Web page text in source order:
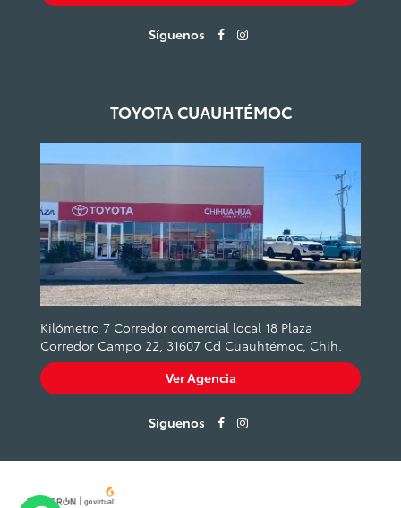
Síguenos
TOYOTA CUAUHTÉMOC
Kilómetro 7 Corredor comercial local 18 Plaza
Corredor Campo 22, 31607 Cd Cuauhtémoc, Chih.
Ver Agencia
Síguenos